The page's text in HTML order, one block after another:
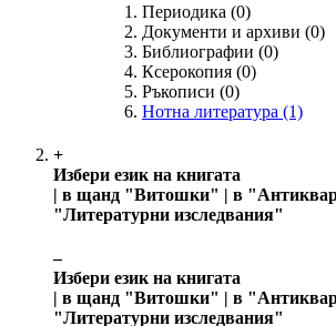
Периодика (0)
Документи и архиви (0)
Библиографии (0)
Ксерокопия (0)
Ръкописи (0)
Нотна литература (1)
+
Избери език на книгата
| в щанд "Витошки" | в
"Литературни изследвания"
‒
Избери език на книгата
| в щанд "Витошки" | в
"Литературни изследвания"